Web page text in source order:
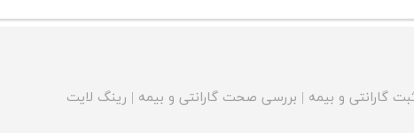
گارانتی و بیمه | بررسی صحت گارانتی و بیمه | رینگ لایت